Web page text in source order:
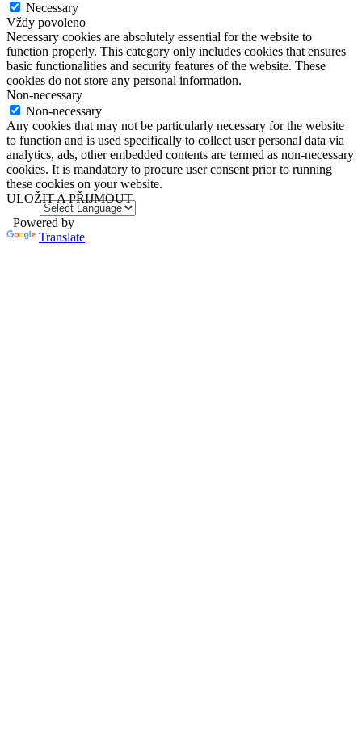
Necessary
Vždy povoleno
Necessary cookies are absolutely essential for the website to
function properly. This category only includes cookies that ensures
basic functionalities and security features of the website. These
cookies do not store any personal information.
Non-necessary
Non-necessary
Any cookies that may not be particularly necessary for the website
to function and is used specifically to collect user personal data via
analytics, ads, other embedded contents are termed as non-necessary
cookies. It is mandatory to procure user consent prior to running
these cookies on your website.
ULOŽIT A PŘIJMOUT
Powered by
Translate